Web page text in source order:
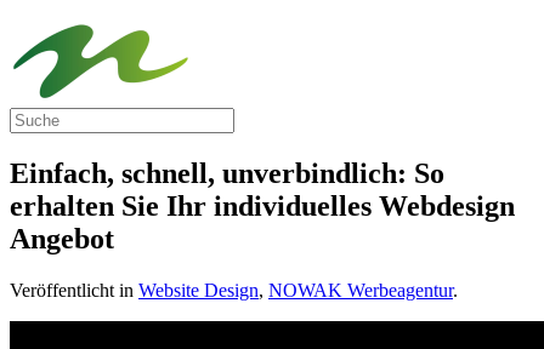
Einfach, schnell, unverbindlich: So
erhalten Sie Ihr individuelles Webdesign
Angebot
Veröffentlicht in Website Design, NOWAK Werbeagentur.